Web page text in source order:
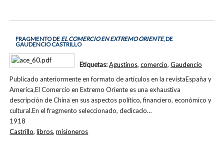
FRAGMENTO DE EL COMERCIO EN EXTREMO ORIENTE, DE
GAUDENCIO CASTRILLO
Publicado anteriormente en formato de artículos en la revistaEspaña y
America,El Comercio en Extremo Oriente es una exhaustiva
descripción de China en sus aspectos político, financiero, económico y
cultural.En el fragmento seleccionado, dedicado…
1918
Etiquetas:Agustinos, comercio, Gaudencio
Castrillo,libros,misioneros